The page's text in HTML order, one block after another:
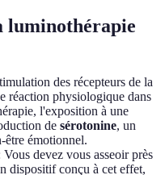
luminothérapie
des récepteurs de la
réaction physiologique dans
l'exposition à une
de sérotonine, un
être émotionnel.
devez vous asseoir près
dispositif conçu à cet effet,